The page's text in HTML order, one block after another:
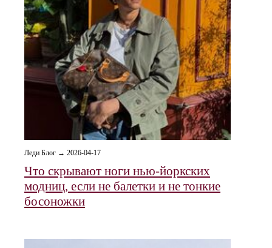
Леди Блог → 2026-04-17
Что скрывают ноги нью-йоркских
модниц, если не балетки и не тонкие
босоножки